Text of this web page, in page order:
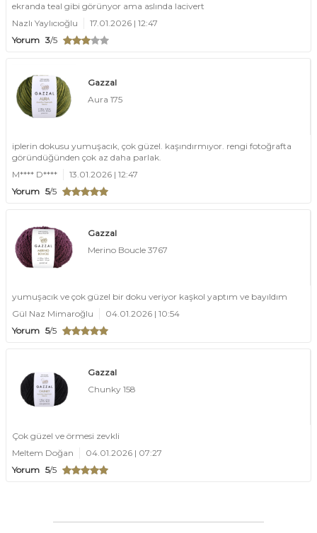
ekranda teal gibi görünyor ama aslında lacivert
Nazlı Yaylıcıoğlu
17.01.2026 | 12:47
Yorum 3/5
Gazzal
Aura 175
iplerin dokusu yumuşacık, çok güzel. kaşındırmıyor. rengi fotoğrafta
göründüğünden çok az daha parlak.
M**** D****
13.01.2026 | 12:47
Yorum 5/5
Gazzal
Merino Boucle 3767
yumuşacık ve çok güzel bir doku veriyor kaşkol yaptım ve bayıldım
Gül Naz Mimaroğlu
04.01.2026 | 10:54
Yorum 5/5
Gazzal
Chunky 158
Çok güzel ve örmesi zevkli
Meltem Doğan
04.01.2026 | 07:27
Yorum 5/5